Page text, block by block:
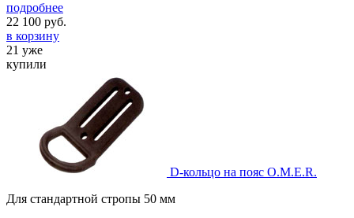
подробнее
22 100 руб.
в корзину
21 уже
купили
D-кольцо на пояс O.M.E.R.
Для стандартной стропы 50 мм